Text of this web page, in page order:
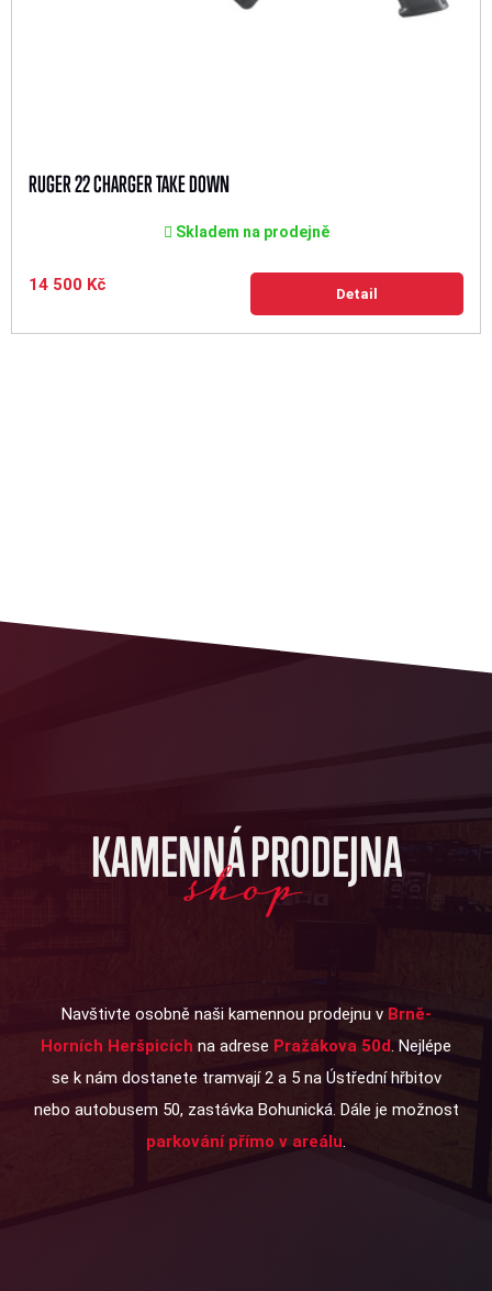
RUGER 22 CHARGER TAKE DOWN
Skladem na prodejně
14 500 Kč Detail
KAMENNÁ PRODEJNA
shop
Navštivte osobně naši kamennou prodejnu v Brně-
Horních Heršpicích na adrese Pražákova 50d. Nejlépe
se k nám dostanete tramvají 2 a 5 na Ústřední hřbitov
nebo autobusem 50, zastávka Bohunická. Dále je možnost
parkování přímo v areálu.